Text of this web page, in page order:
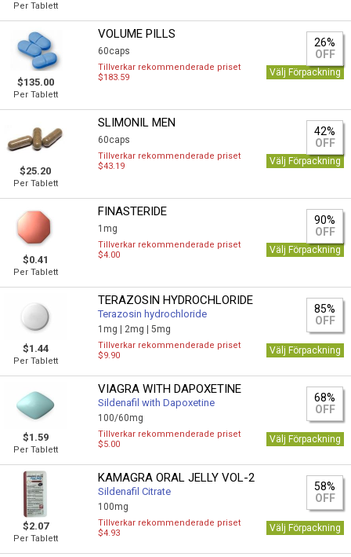
Per Tablett
$135.00
Per Tablett
VOLUME PILLS
60caps
26%
OFF
Tillverkar rekommenderade priset
$183.59
Välj Förpackning
$25.20
Per Tablett
SLIMONIL MEN
60caps
42%
OFF
Tillverkar rekommenderade priset
$43.19
Välj Förpackning
$0.41
Per Tablett
FINASTERIDE
1mg
90%
OFF
Tillverkar rekommenderade priset
$4.00
Välj Förpackning
$1.44
Per Tablett
TERAZOSIN HYDROCHLORIDE
Terazosin hydrochloride
1mg | 2mg |5mg
85%
OFF
Tillverkar rekommenderade priset
$9.90
Välj Förpackning
$1.59
Per Tablett
VIAGRA WITH DAPOXETINE
Sildenafil with Dapoxetine
100/60mg
68%
OFF
Tillverkar rekommenderade priset
$5.00
Välj Förpackning
$2.07
Per Tablett
KAMAGRA ORAL JELLY VOL-2
Sildenafil Citrate
100mg
58%
OFF
Tillverkar rekommenderade priset
$4.93
Välj Förpackning